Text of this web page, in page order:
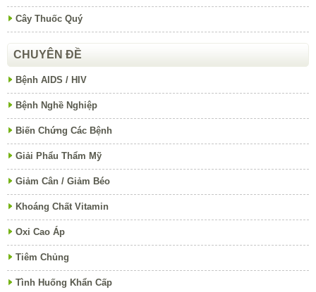
Cây Thuốc Quý
CHUYÊN ĐỀ
Bệnh AIDS / HIV
Bệnh Nghề Nghiệp
Biến Chứng Các Bệnh
Giải Phẩu Thẩm Mỹ
Giảm Cân / Giảm Béo
Khoáng Chất Vitamin
Oxi Cao Áp
Tiêm Chủng
Tình Huống Khẩn Cấp